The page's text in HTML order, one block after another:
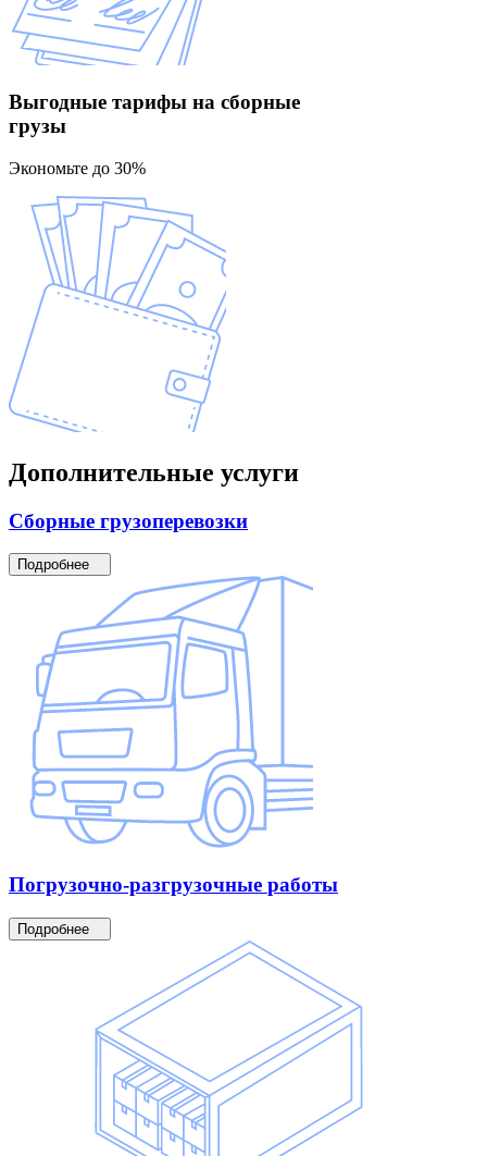
Выгодные тарифы на сборные
грузы
Экономьте до 30%
Дополнительные услуги
Сборные грузоперевозки
Подробнее
Погрузочно-разгрузочные работы
Подробнее